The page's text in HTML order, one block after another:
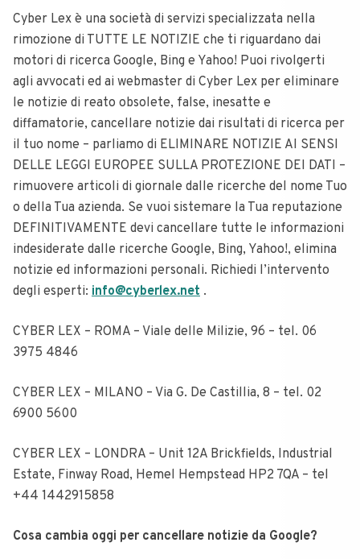
Cyber Lex è una società di servizi specializzata nella
rimozione di TUTTE LE NOTIZIE che ti riguardano dai
motori di ricerca Google, Bing e Yahoo! Puoi rivolgerti
agli avvocati ed ai webmaster di Cyber Lex per eliminare
le notizie di reato obsolete, false, inesatte e
diffamatorie, cancellare notizie dai risultati di ricerca per
il tuo nome – parliamo di ELIMINARE NOTIZIE AI SENSI
DELLE LEGGI EUROPEE SULLA PROTEZIONE DEI DATI –
rimuovere articoli di giornale dalle ricerche del nome Tuo
o della Tua azienda. Se vuoi sistemare la Tua reputazione
DEFINITIVAMENTE devi cancellare tutte le informazioni
indesiderate dalle ricerche Google, Bing, Yahoo!, elimina
notizie ed informazioni personali. Richiedi l’intervento
degli esperti: info@cyberlex.net .
CYBER LEX – ROMA – Viale delle Milizie, 96 – tel. 06
3975 4846
CYBER LEX – MILANO – Via G. De Castillia, 8 – tel. 02
6900 5600
CYBER LEX – LONDRA – Unit 12A Brickfields, Industrial
Estate, Finway Road, Hemel Hempstead HP2 7QA – tel
+44 1442915858
Cosa cambia oggi per cancellare notizie da Google?